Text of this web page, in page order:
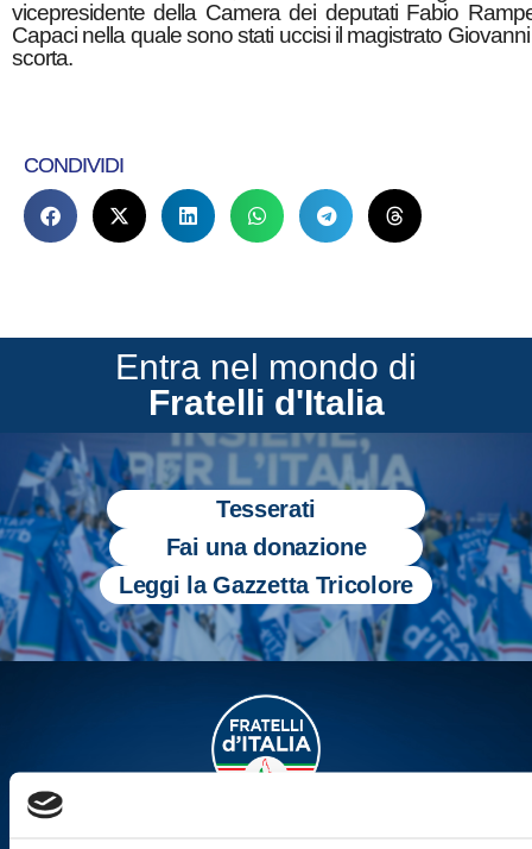
vicepresidente della Camera dei deputati Fabio
Capaci nella quale sono stati uccisi il magistrato
scorta.
CONDIVIDI
Entra nel mondo di
Fratelli d'Italia
Tesserati
Fai una donazione
Leggi la Gazzetta Tricolore